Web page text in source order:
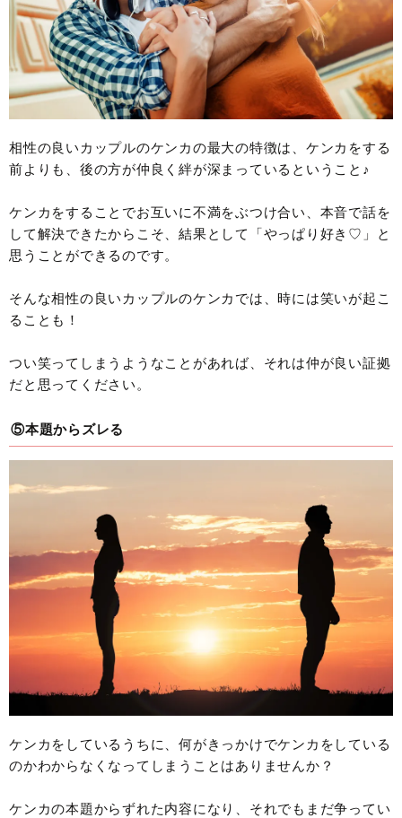
相性の良いカップルのケンカの最大の特徴は、ケンカをする
前よりも、後の方が仲良く絆が深まっているということ♪
ケンカをすることでお互いに不満をぶつけ合い、本音で話を
して解決できたからこそ、結果として「やっぱり好き♡」と
思うことができるのです。
そんな相性の良いカップルのケンカでは、時には笑いが起こ
ることも！
つい笑ってしまうようなことがあれば、それは仲が良い証拠
だと思ってください。
⑤本題からズレる
ケンカをしているうちに、何がきっかけでケンカをしている
のかわからなくなってしまうことはありませんか？
ケンカの本題からずれた内容になり、それでもまだ争ってい